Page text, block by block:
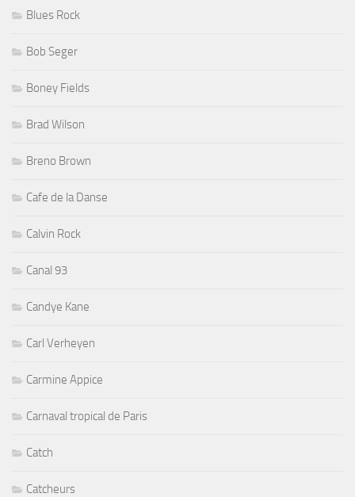
Blues Rock
Bob Seger
Boney Fields
Brad Wilson
Breno Brown
Cafe de la Danse
Calvin Rock
Canal 93
Candye Kane
Carl Verheyen
Carmine Appice
Carnaval tropical de Paris
Catch
Catcheurs